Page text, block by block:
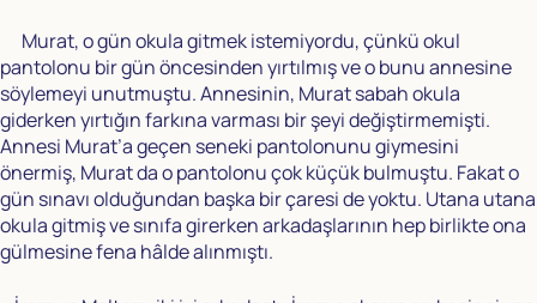
Murat, o gün okula gitmek istemiyordu, çünkü okul
pantolonu bir gün öncesinden yırtılmış ve o bunu annesine
söylemeyi unutmuştu. Annesinin, Murat sabah okula
giderken yırtığın farkına varması bir şeyi değiştirmemişti.
Annesi Murat’a geçen seneki pantolonunu giymesini
önermiş, Murat da o pantolonu çok küçük bulmuştu. Fakat o
gün sınavı olduğundan başka bir çaresi de yoktu. Utana utana
okula gitmiş ve sınıfa girerken arkadaşlarının hep birlikte ona
gülmesine fena hâlde alınmıştı.